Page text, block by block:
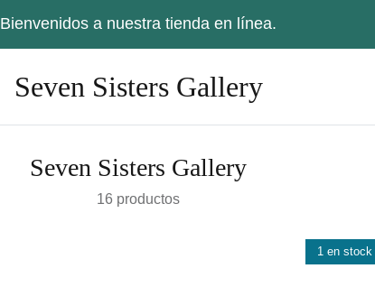
Bienvenidos a nuestra tienda en línea.
Seven Sisters Gallery
Seven Sisters Gallery
16 productos
1 en stock